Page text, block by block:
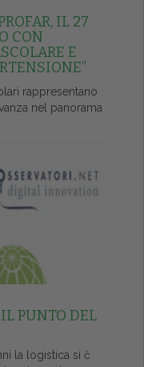
IL 27
CON
E
rappresentano
nel panorama
PUNTO DEL
la logistica si č